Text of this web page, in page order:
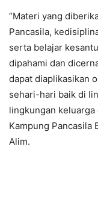
“Materi yang
Pancasila,
serta belajar
dipahami dan
dapat diaplikasikan
sehari-hari baik di
lingkungan keluarga
Kampung Pancasila
Alim.